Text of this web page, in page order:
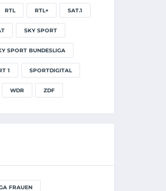
RTL RTL+ SAT.1
SKY SPORT
SPORT BUNDESLIGA
1 SPORTDIGITAL
WDR ZDF
FRAUEN